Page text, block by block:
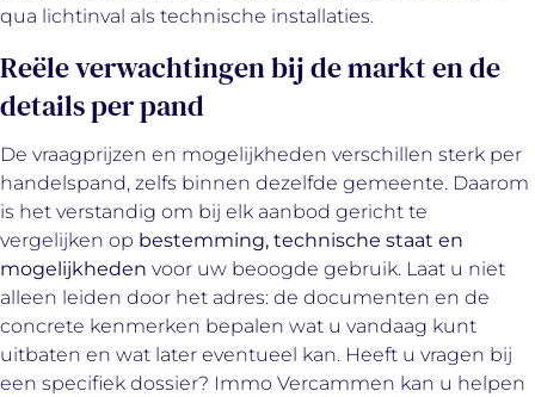
qua lichtinval als technische installaties.
Reële verwachtingen bij de markt en de
details per pand
De vraagprijzen en mogelijkheden verschillen sterk per
handelspand, zelfs binnen dezelfde gemeente. Daarom
is het verstandig om bij elk aanbod gericht te
vergelijken op bestemming, technische staat en
mogelijkheden voor uw beoogde gebruik. Laat u niet
alleen leiden door het adres: de documenten en de
concrete kenmerken bepalen wat u vandaag kunt
uitbaten en wat later eventueel kan. Heeft u vragen bij
een specifiek dossier? Immo Vercammen kan u helpen